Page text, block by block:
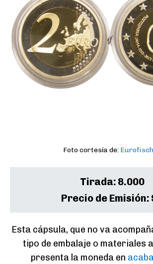
Foto cortesía de:
Tirada: 8.000
Precio de Emisión:
Esta cápsula, que no va
tipo de embalaje o materiales
presenta la moneda en